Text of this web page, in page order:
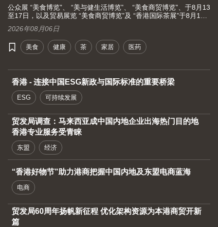
大健康之旅！
公众展 “美食博览”、 “美与健生活博览”、 “美食商贸博览”、于8月13
至17日，以及贸易展览 “美食商贸博览”及 “香港国际茶展”于8月13
人士及持票公众进场。由现代化中医药国际协会联同香港贸发局及
十大科研机构携手举办的国际现代化中医药及健康产品会议（中医
药会议）亦于8月13至15日举行。
2026年08月06日
美食 健康 茶 家居 医药
香港 - 连接中国ESG新政与国际标准的重要桥梁
ESG 可持续发展
贸发局调查：马来西亚成中国内地企业出海热门目的地
香港专业服务受青睐
东盟 经济
“香港好物节”助力港商把握中国内地及东盟电商蓝海
电商
贸发局60周年扬帆新征程 优化架构资源为本港商贸开新
篇